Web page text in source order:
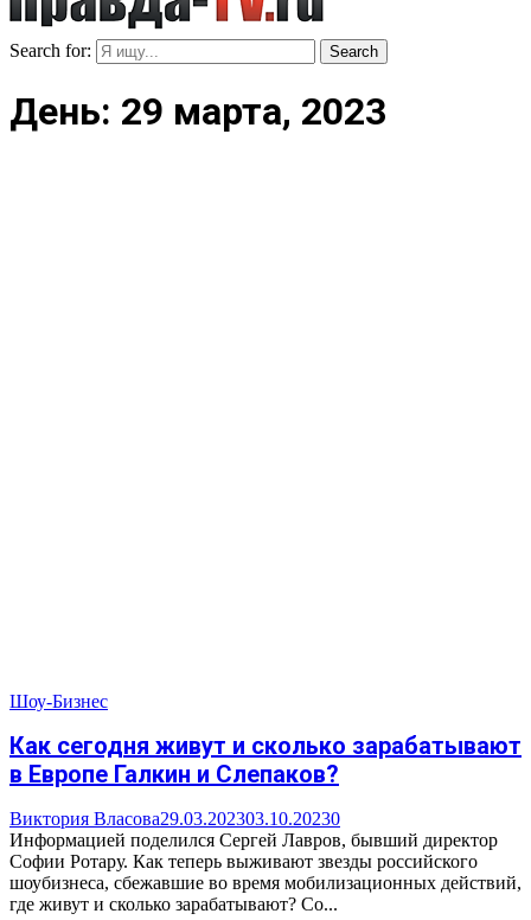
Search for: Search
День: 29 марта, 2023
Шоу-Бизнес
Как сегодня живут и сколько зарабатывают
в Европе Галкин и Слепаков?
Виктория Власова29.03.202303.10.20230
Информацией поделился Сергей Лавров, бывший директор
Софии Ротару. Как теперь выживают звезды российского
шоубизнеса, сбежавшие во время мобилизационных действий,
где живут и сколько зарабатывают? Со...